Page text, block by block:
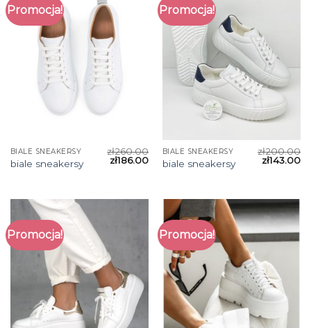
Promocja!
BIALE SNEAKERSY
biale sneakersy
zł260.00
zł186.00
Promocja!
BIALE SNEAKERSY
biale sneakersy
zł200.00
zł143.00
Promocja! Promocja!